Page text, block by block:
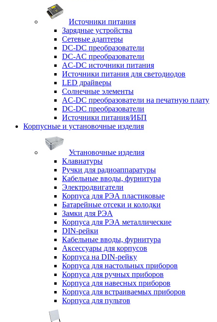
Источники питания
Зарядные устройства
Сетевые адаптеры
DC-DC преобразователи
DC-AC преобразователи
AC-DC источники питания
Источники питания для светодиодов
LED драйверы
Солнечные элементы
AC-DC преобразователи на печатную плату
DC-DC преобразователи
Источники питания/ИБП
Корпусные и установочные изделия
Установочные изделия
Клавиатуры
Ручки для радиоаппаратуры
Кабельные вводы, фурнитура
Электродвигатели
Корпуса для РЭА пластиковые
Батарейные отсеки и колодки
Замки для РЭА
Корпуса для РЭА металлические
DIN-рейки
Кабельные вводы, фурнитура
Аксессуары для корпусов
Корпуса на DIN-рейку
Корпуса для настольных приборов
Корпуса для ручных приборов
Корпуса для навесных приборов
Корпуса для встраиваемых приборов
Корпуса для пультов